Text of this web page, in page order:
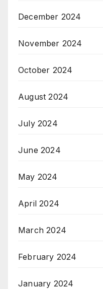
December 2024
November 2024
October 2024
August 2024
July 2024
June 2024
May 2024
April 2024
March 2024
February 2024
January 2024